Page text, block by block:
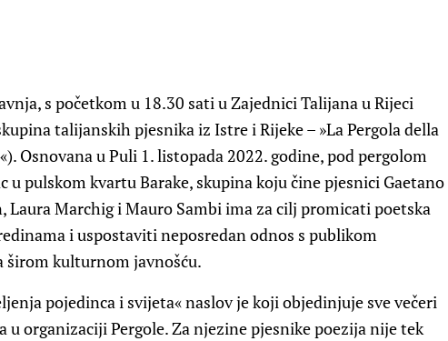
s početkom u 18.30 sati u Zajednici Talijana u Rijeci
talijanskih pjesnika iz Istre i Rijeke – »La Pergola della
Osnovana u Puli 1. listopada 2022. godine, pod pergolom
u pulskom kvartu Barake, skupina koju čine pjesnici Gaetano
Laura Marchig i Mauro Sambi ima za cilj promicati poetska
i uspostaviti neposredan odnos s publikom
širom kulturnom javnošću.
pojedinca i svijeta« naslov je koji objedinjuje sve večeri
u organizaciji Pergole. Za njezine pjesnike poezija nije tek